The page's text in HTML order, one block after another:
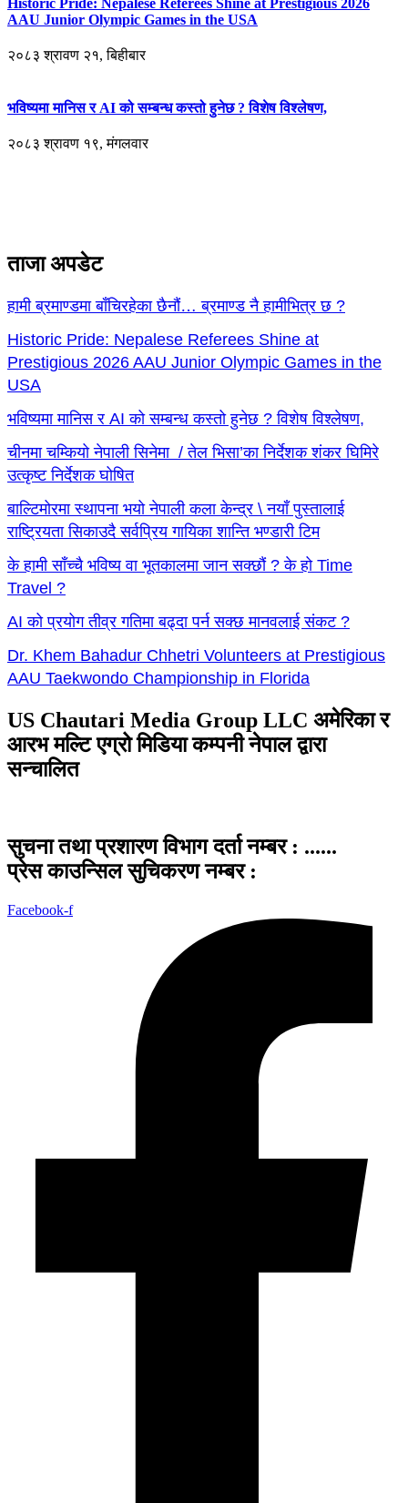
Historic Pride: Nepalese Referees Shine at Prestigious 2026
AAU Junior Olympic Games in the USA
२०८३ श्रावण २१, बिहीबार
भविष्यमा मानिस र AI को सम्बन्ध कस्तो हुनेछ ? विशेष विश्लेषण,
२०८३ श्रावण १९, मंगलवार
ताजा अपडेट
हामी ब्रमाण्डमा बाँचिरहेका छैनौं… ब्रमाण्ड नै हामीभित्र छ ?
Historic Pride: Nepalese Referees Shine at
Prestigious 2026 AAU Junior Olympic Games in the
USA
भविष्यमा मानिस र AI को सम्बन्ध कस्तो हुनेछ ? विशेष विश्लेषण,
चीनमा चम्कियो नेपाली सिनेमा / तेल भिसा’का निर्देशक शंकर घिमिरे
उत्कृष्ट निर्देशक घोषित
बाल्टिमोरमा स्थापना भयो नेपाली कला केन्द्र \ नयाँ पुस्तालाई
राष्ट्रियता सिकाउदै सर्वप्रिय गायिका शान्ति भण्डारी टिम
के हामी साँच्चै भविष्य वा भूतकालमा जान सक्छौं ? के हो Time
Travel ?
AI को प्रयोग तीव्र गतिमा बढ्दा पर्न सक्छ मानवलाई संकट ?
Dr. Khem Bahadur Chhetri Volunteers at Prestigious
AAU Taekwondo Championship in Florida
US Chautari Media Group LLC अमेरिका र
आरभ मल्टि एग्रो मिडिया कम्पनी नेपाल द्वारा
सन्चालित
सुचना तथा प्रशारण विभाग दर्ता नम्बर : ......
प्रेस काउन्सिल सुचिकरण नम्बर :
Facebook-f